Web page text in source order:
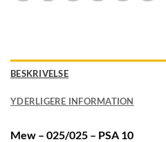
BESKRIVELSE
YDERLIGERE INFORMATION
Mew – 025/025 – PSA 10